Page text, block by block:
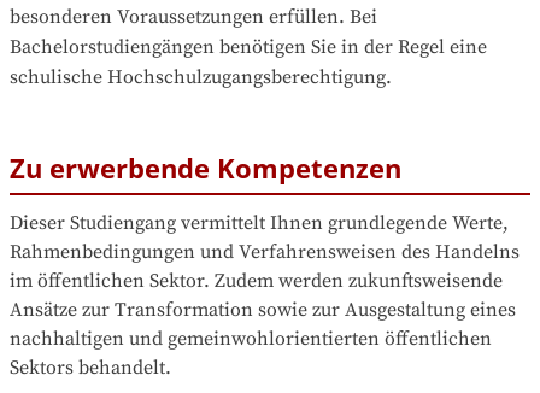
besonderen Voraussetzungen erfüllen. Bei
Bachelorstudiengängen benötigen Sie in der Regel eine
schulische Hochschulzugangsberechtigung.
Zu erwerbende Kompetenzen
Dieser Studiengang vermittelt Ihnen grundlegende Werte,
Rahmenbedingungen und Verfahrensweisen des Handelns
im öffentlichen Sektor. Zudem werden zukunftsweisende
Ansätze zur Transformation sowie zur Ausgestaltung eines
nachhaltigen und gemeinwohlorientierten öffentlichen
Sektors behandelt.